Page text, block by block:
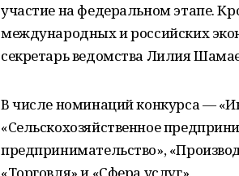
участие на федеральном этапе.
международных и российских
секретарь ведомства Лилия
В числе номинаций конкурса —
«Сельскохозяйственное
предпринимательство»,